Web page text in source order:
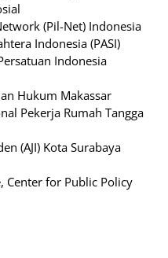
(Pil-Net) Indonesia
Indonesia (PASI)
Indonesia
Hukum Makassar
Pekerja Rumah Tangga
(AJI) Kota Surabaya
Center for Public Policy